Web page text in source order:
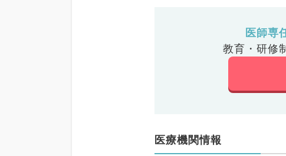
医師専
教育・研修
医療機関情報